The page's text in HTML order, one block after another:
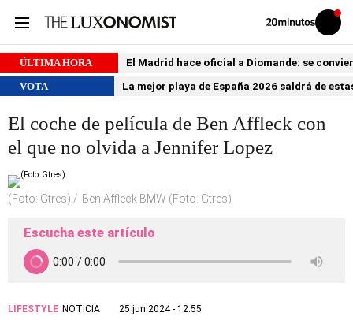
Volver
Iniciar
sesión
ÚLTIMA HORA
El Madrid hace oficial a Diomande: se
VOTA
La mejor playa de España 2026 saldrá de
El coche de película de Ben Affleck con
el que no olvida a Jennifer Lopez
(Foto: Gtres) Ben Affleck BMW (Foto: Gtres)
Escucha este artículo
LIFESTYLE NOTICIA
25 jun 2024 - 12:55